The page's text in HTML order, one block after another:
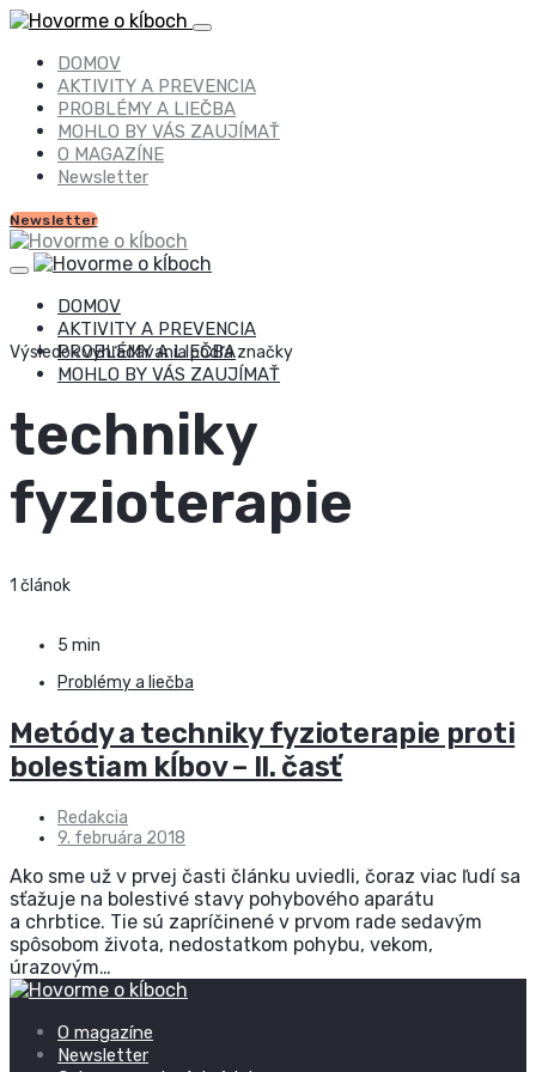
DOMOV
AKTIVITY A PREVENCIA
PROBLÉMY A LIEČBA
MOHLO BY VÁS ZAUJÍMAŤ
O MAGAZÍNE
Newsletter
Newsletter
DOMOV
AKTIVITY A PREVENCIA
PROBLÉMY A LIEČBA
MOHLO BY VÁS ZAUJÍMAŤ
Výsledok vyhľadávania podľa značky
techniky
fyzioterapie
1 článok
5 min
Problémy a liečba
Metódy a techniky fyzioterapie proti
bolestiam kĺbov – II. časť
Redakcia
9. februára 2018
Ako sme už v prvej časti článku uviedli, čoraz viac ľudí sa
sťažuje na bolestivé stavy pohybového aparátu
a chrbtice. Tie sú zapríčinené v prvom rade sedavým
spôsobom života, nedostatkom pohybu, vekom,
úrazovým…
O magazíne
Newsletter